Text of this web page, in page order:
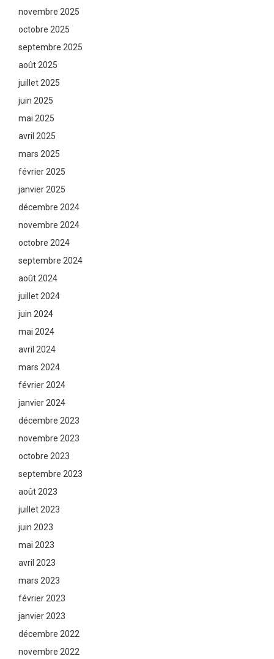
novembre 2025
octobre 2025
septembre 2025
août 2025
juillet 2025
juin 2025
mai 2025
avril 2025
mars 2025
février 2025
janvier 2025
décembre 2024
novembre 2024
octobre 2024
septembre 2024
août 2024
juillet 2024
juin 2024
mai 2024
avril 2024
mars 2024
février 2024
janvier 2024
décembre 2023
novembre 2023
octobre 2023
septembre 2023
août 2023
juillet 2023
juin 2023
mai 2023
avril 2023
mars 2023
février 2023
janvier 2023
décembre 2022
novembre 2022